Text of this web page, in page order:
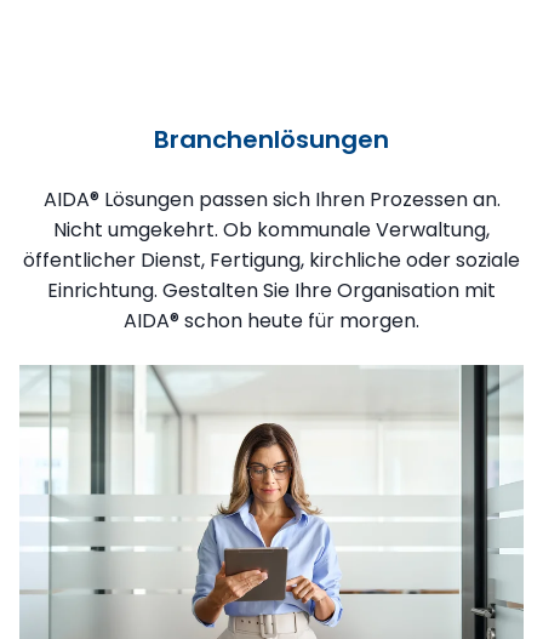
Branchenlösungen
AIDA® Lösungen passen sich Ihren Prozessen an.
Nicht umgekehrt. Ob kommunale Verwaltung,
öffentlicher Dienst, Fertigung, kirchliche oder soziale
Einrichtung. Gestalten Sie Ihre Organisation mit
AIDA® schon heute für morgen.